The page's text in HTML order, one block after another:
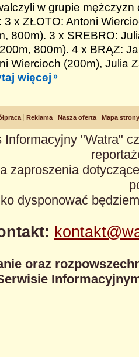
w grupie mężczyzn
x ZŁOTO: Antoni
800m). 3 x SREBRO:
800m). 4 x BRĄZ:
Wiercioch (200m), Julia
więcej
Reklama Nasza oferta Mapa strony
"Watra"
zaproszenia
dysponować
oraz